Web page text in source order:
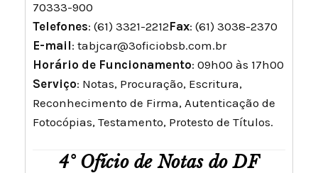
70333-900
Telefones: (61) 3321-2212Fax: (61) 3038-2370
E-mail: tabjcar@3oficiobsb.com.br
Horário de Funcionamento: 09h00 às 17h00
Serviço: Notas, Procuração, Escritura,
Reconhecimento de Firma, Autenticação de
Fotocópias, Testamento, Protesto de Títulos.
4° Ofício de Notas do DF